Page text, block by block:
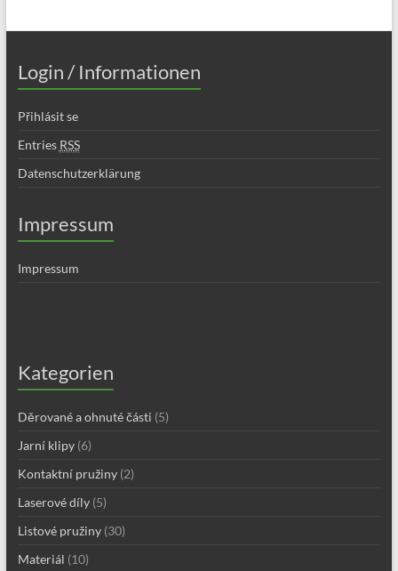
Login / Informationen
Přihlásit se
Entries RSS
Datenschutzerklärung
Impressum
Impressum
Kategorien
Děrované a ohnuté části (5)
Jarní klipy(6)
Kontaktní pružiny(2)
Laserové díly(5)
Listové pružiny(30)
Materiál (10)